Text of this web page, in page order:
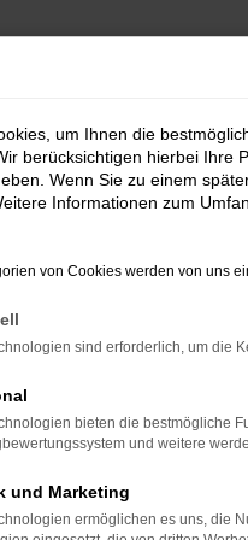
Internetverbindung.
Suchmaschine?
um Ihnen die
berücksichtigen hierbei Ihre
Wenn Sie zu einem
Informationen zum
von Cookies werden von uns
sind erforderlich, um die
bieten die bestmögliche
und weitere
und Marketing
ermöglichen es uns, die